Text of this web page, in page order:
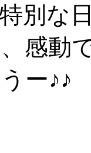
別な
感動
ー♪♪